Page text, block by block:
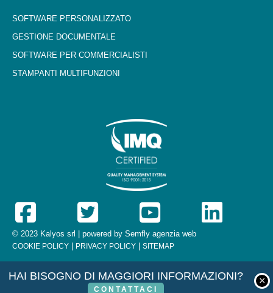
SOFTWARE PERSONALIZZATO
GESTIONE DOCUMENTALE
SOFTWARE PER COMMERCIALISTI
STAMPANTI MULTIFUNZIONI
© 2023 Kalyos srl | powered by Semfly agenzia web
COOKIE POLICY PRIVACY POLICY SITEMAP
HAI BISOGNO DI MAGGIORI INFORMAZIONI?
CONTATTACI